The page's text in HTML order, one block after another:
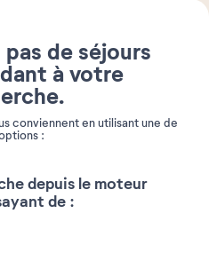
de séjours
à votre
conviennent en utilisant une de
:
depuis le moteur
de :